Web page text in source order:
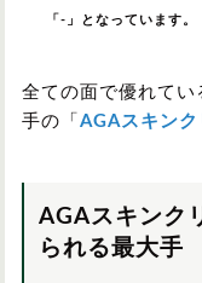
「-」となっています。
全ての面で優れて
手の「 AGAスキンク
AGAスキンク
られる最大手